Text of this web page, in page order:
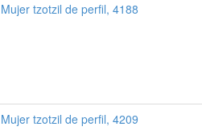
Mujer tzotzil de perfil, 4188
Mujer tzotzil de perfil, 4209